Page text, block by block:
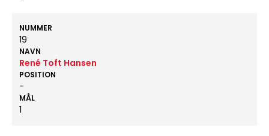
NUMMER
19
NAVN
René Toft Hansen
POSITION
-
MÅL
1